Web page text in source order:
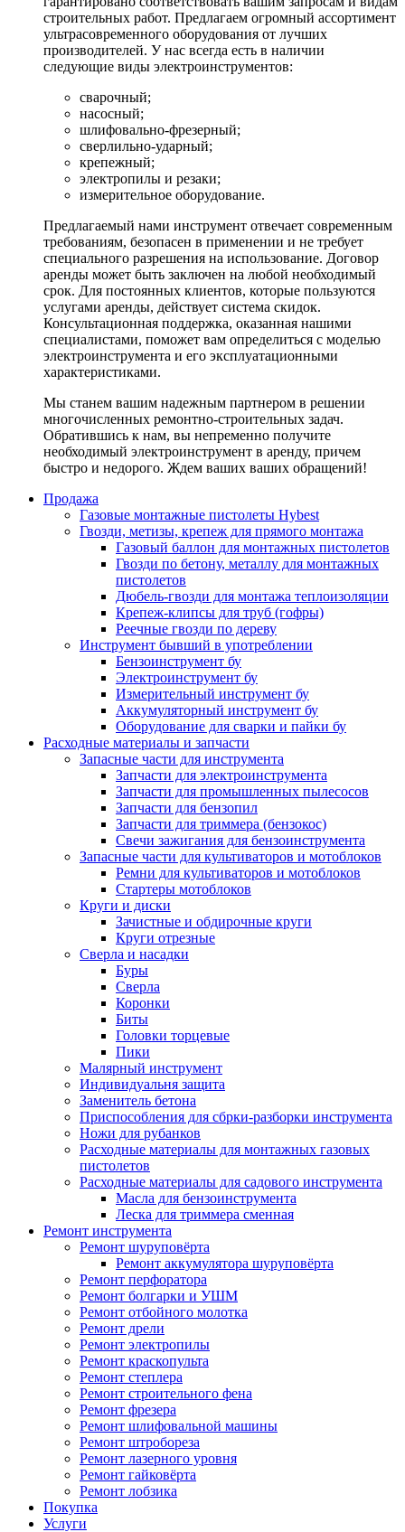
строительных работ. Предлагаем огромный ассортимент
ультрасовременного оборудования от лучших
производителей. У нас всегда есть в наличии
следующие виды электроинструментов:
сварочный;
насосный;
шлифовально-фрезерный;
сверлильно-ударный;
крепежный;
электропилы и резаки;
измерительное оборудование.
Предлагаемый нами инструмент отвечает современным
требованиям, безопасен в применении и не требует
специального разрешения на использование. Договор
аренды может быть заключен на любой необходимый
срок. Для постоянных клиентов, которые пользуются
услугами аренды, действует система скидок.
Консультационная поддержка, оказанная нашими
специалистами, поможет вам определиться с моделью
электроинструмента и его эксплуатационными
характеристиками.
Мы станем вашим надежным партнером в решении
многочисленных ремонтно-строительных задач.
Обратившись к нам, вы непременно получите
необходимый электроинструмент в аренду, причем
быстро и недорого. Ждем ваших ваших обращений!
Продажа
Газовые монтажные пистолеты Hybest
Гвозди, метизы, крепеж для прямого монтажа
Газовый баллон для монтажных пистолетов
Гвозди по бетону, металлу для монтажных
пистолетов
Дюбель-гвозди для монтажа теплоизоляции
Крепеж-клипсы для труб (гофры)
Реечные гвозди по дереву
Инструмент бывший в употреблении
Бензоинструмент бу
Электроинструмент бу
Измерительный инструмент бу
Аккумуляторный инструмент бу
Оборудование для сварки и пайки бу
Расходные материалы и запчасти
Запасные части для инструмента
Запчасти для электроинструмента
Запчасти для промышленных пылесосов
Запчасти для бензопил
Запчасти для триммера (бензокос)
Свечи зажигания для бензоинструмента
Запасные части для культиваторов и мотоблоков
Ремни для культиваторов и мотоблоков
Стартеры мотоблоков
Круги и диски
Зачистные и обдирочные круги
Круги отрезные
Сверла и насадки
Буры
Сверла
Коронки
Биты
Головки торцевые
Пики
Малярный инструмент
Индивидуальня защита
Заменитель бетона
Приспособления для сбрки-разборки инструмента
Ножи для рубанков
Расходные материалы для монтажных газовых
пистолетов
Расходные материалы для садового инструмента
Масла для бензоинструмента
Леска для триммера сменная
Ремонт инструмента
Ремонт шуруповёрта
Ремонт аккумулятора шуруповёрта
Ремонт перфоратора
Ремонт болгарки и УШМ
Ремонт отбойного молотка
Ремонт дрели
Ремонт электропилы
Ремонт краскопульта
Ремонт степлера
Ремонт строительного фена
Ремонт фрезера
Ремонт шлифовальной машины
Ремонт штробореза
Ремонт лазерного уровня
Ремонт гайковёрта
Ремонт лобзика
Покупка
Услуги